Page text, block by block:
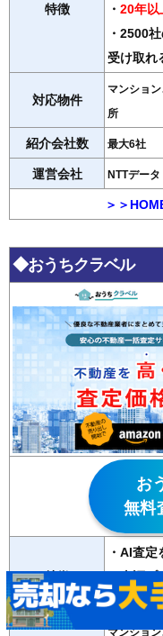
特徴
・ 20年以
・2500
受け取れ
対応物件
マンショ
所
紹介会社数 最大6社
運営会社 NTTデー
＞＞
◆おうちクラベル
お
無料
・AI査定
・東証
ト
マンショ